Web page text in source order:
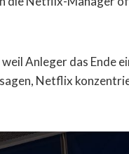
weil Anleger das Ende
Netflix